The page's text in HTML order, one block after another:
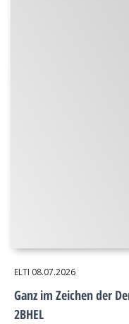
ELTI 08.07.2026
Ganz im Zeichen der
2BHEL